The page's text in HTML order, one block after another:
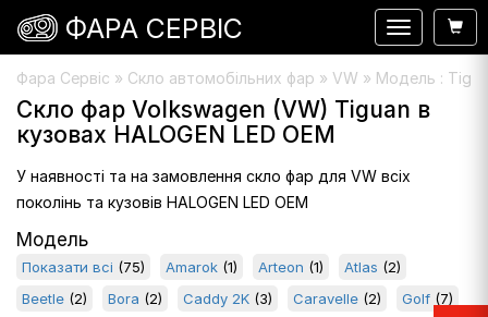
Фара Сервіс » Скло автомобільних фар » VW » Модель :
Скло фар Volkswagen (VW) Tiguan в
кузовах HALOGEN LED OEM
У наявності та на замовлення скло фар для VW всіх
поколінь та кузовів HALOGEN LED OEM
Модель
Показати всі (75) Amarok (1) Arteon (1) Atlas (2)
Beetle (2) Bora (2) Caddy 2K (3) Caravelle (2) Golf (7)
Навигация
ФАРА СЕРВІС